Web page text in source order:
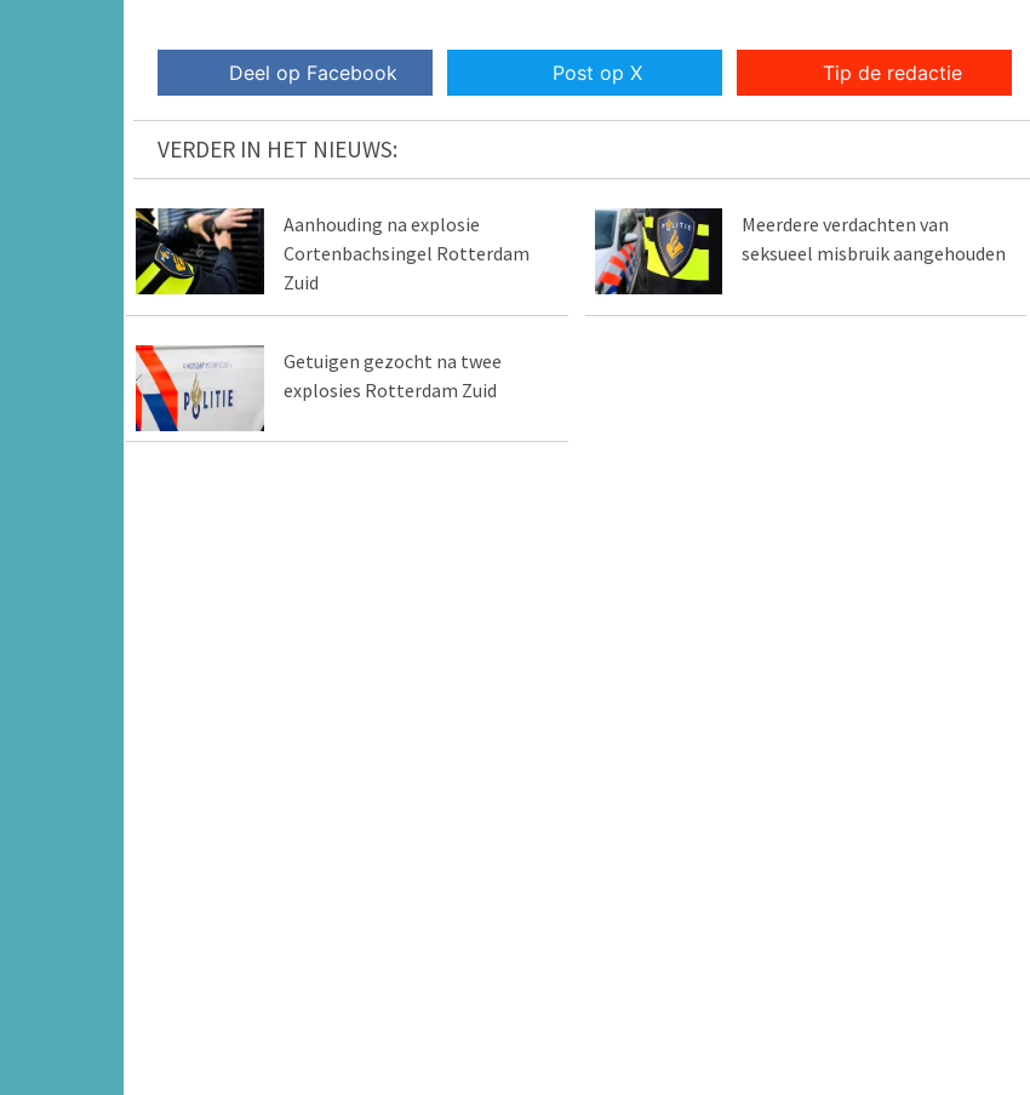
Deel op Facebook Post op X Tip de redactie
VERDER IN HET NIEUWS:
Aanhouding na explosie
Cortenbachsingel Rotterdam
Zuid
Meerdere verdachten van
seksueel misbruik aangehouden
Getuigen gezocht na twee
explosies Rotterdam Zuid